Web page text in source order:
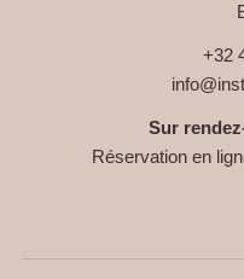
+32
Sur
Réservation en